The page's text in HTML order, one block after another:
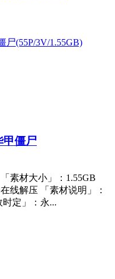
甲僵尸
素材大小」：1.55GB
线解压 「素材说明」：
定」：永...